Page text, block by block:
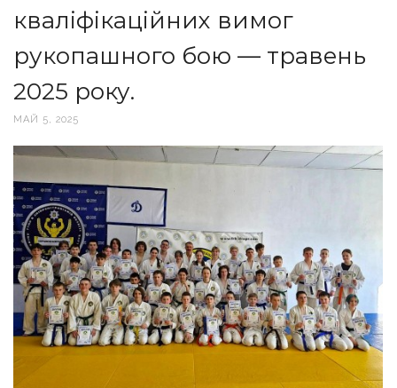
кваліфікаційних вимог
рукопашного бою — травень
2025 року.
МАЙ 5, 2025